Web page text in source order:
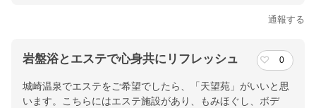
通報する
岩盤浴とエステで心身共にリフレッシュ 0
城崎温泉でエステをご希望でしたら、「天望苑」がいいと思
います。こちらにはエステ施設があり、もみほぐし、ボデ